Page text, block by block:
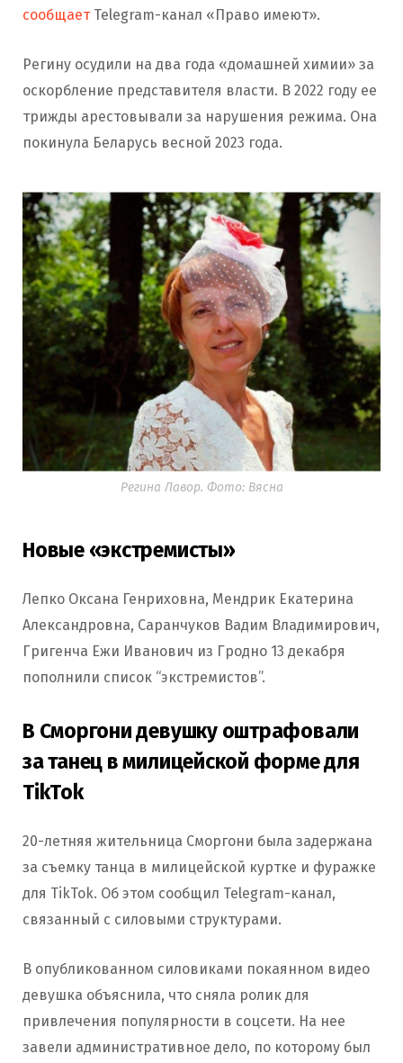
сообщаетTelegram-канал «Право имеют».
Регину осудили на два года «домашней химии» за
оскорбление представителя власти. В 2022 году ее
трижды арестовывали за нарушения режима. Она
покинула Беларусь весной 2023 года.
Регина Лавор. Фото: Вясна
Новые «экстремисты»
Лепко Оксана Генриховна, Мендрик Екатерина
Александровна, Саранчуков Вадим Владимирович,
Григенча Ежи Иванович из Гродно 13 декабря
пополнили список “экстремистов”.
В Сморгони девушку оштрафовали
за танец в милицейской форме для
TikTok
20-летняя жительница Сморгони была задержана
за съемку танца в милицейской куртке и фуражке
для TikTok. Об этом сообщил Telegram-канал,
связанный с силовыми структурами.
В опубликованном силовиками покаянном видео
девушка объяснила, что сняла ролик для
привлечения популярности в соцсети. На нее
завели административное дело, по которому был